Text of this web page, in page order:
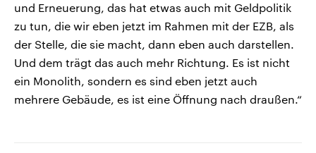
und Erneuerung, das hat etwas auch mit Geldpolitik
zu tun, die wir eben jetzt im Rahmen mit der EZB, als
der Stelle, die sie macht, dann eben auch darstellen.
Und dem trägt das auch mehr Richtung. Es ist nicht
ein Monolith, sondern es sind eben jetzt auch
mehrere Gebäude, es ist eine Öffnung nach draußen.“